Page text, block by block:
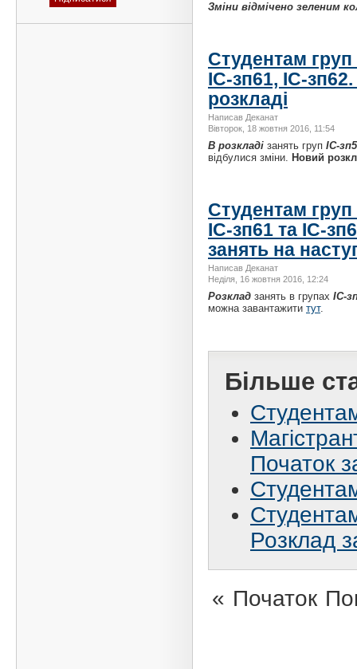
Зміни відмічено зеленим
Студентам груп
ІС-зп61, ІС-
розкладі
Написав Деканат
Вівторок, 18 жовтня 2016, 11:54
В розкладі занять груп ІС-
відбулися зміни. Новий
Студентам груп
ІС-зп61 та ІС-
занять на
Написав Деканат
Неділя, 16 жовтня 2016, 12:24
Розклад занять в групах ІС-
можна завантажити тут.
Більше
Початок
Розклад
« Початок